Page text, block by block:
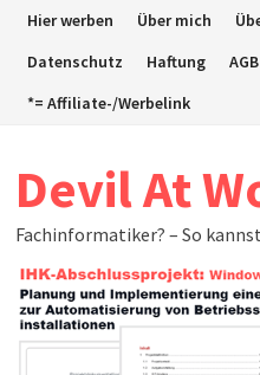
ZumHier werben Über mich
Datenschutz
Haftung AGB
*= Affiliate-/Werbelink
Devil At
Fachinformatiker? – So